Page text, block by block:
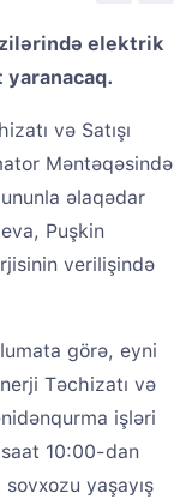
elektrik
və Satışı
Məntəqəsində
əlaqədar
Puşkin
verilişində
görə, eyni
Təchizatı və
işləri
10:00-dan
yaşayış